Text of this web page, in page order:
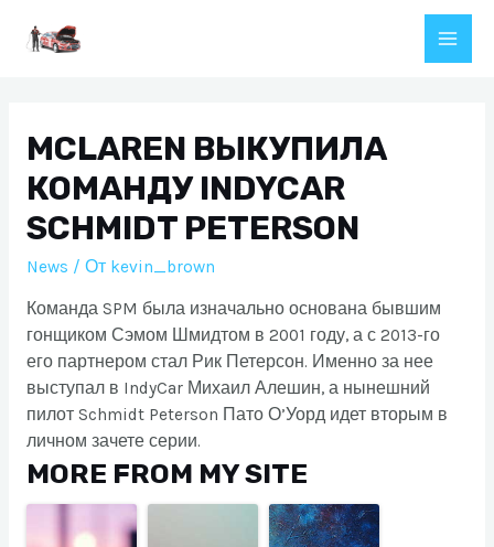
Main
MCLAREN ВЫКУПИЛА
КОМАНДУ INDYCAR
SCHMIDT PETERSON
News / От kevin_brown
Команда SPM была изначально основана бывшим
гонщиком Сэмом Шмидтом в 2001 году, а с 2013-го
его партнером стал Рик Петерсон. Именно за нее
выступал в IndyCar Михаил Алешин, а нынешний
пилот Schmidt Peterson Пато О’Уорд идет вторым в
личном зачете серии.
MORE FROM MY SITE